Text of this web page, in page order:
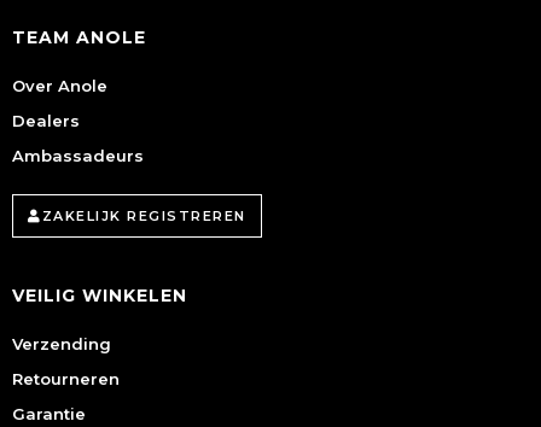
TEAM ANOLE
Over Anole
Dealers
Ambassadeurs
ZAKELIJK REGISTREREN
VEILIG WINKELEN
Verzending
Retourneren
Garantie